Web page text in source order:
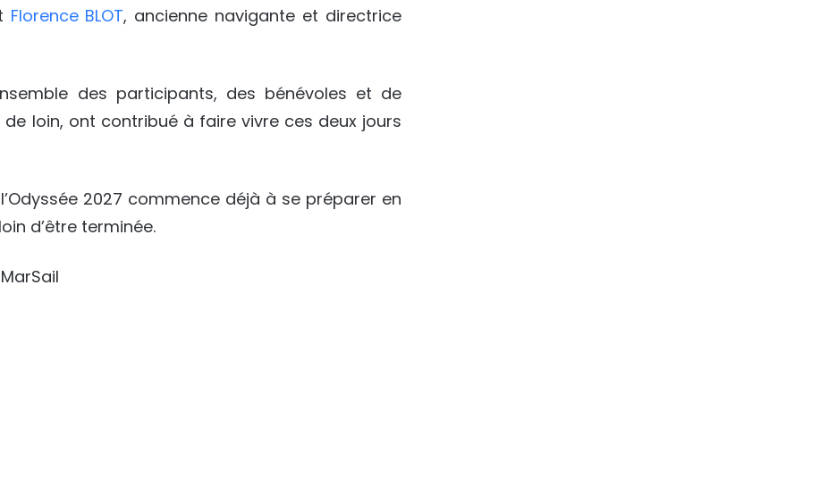
Florence BLOT, ancienne navigante et directrice
des participants, des bénévoles et de
loin, ont contribué à faire vivre ces deux jours
2027 commence déjà à se préparer en
d’être terminée.